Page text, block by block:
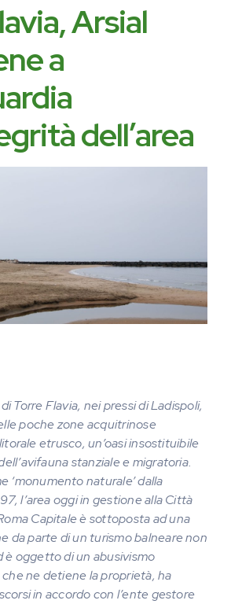
Arsial
a
dell’area
Torre Flavia, nei pressi di Ladispoli,
poche zone acquitrinose
etrusco, un’oasi insostituibile
stanziale e migratoria.
‘monumento naturale’ dalla
l’area oggi in gestione alla Città
Capitale è sottoposta ad una
da parte di un turismo balneare non
oggetto di un abusivismo
ne detiene la proprietà, ha
in accordo con l’ente gestore